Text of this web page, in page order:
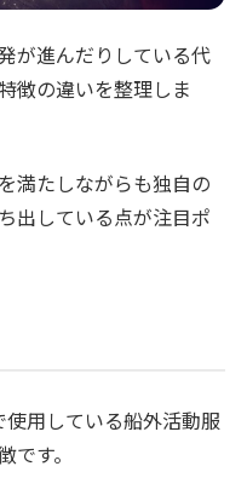
が進んだりしている代
徴の違いを整理しま
満たしながらも独自の
出している点が注目ポ
用している船外活動服
す。